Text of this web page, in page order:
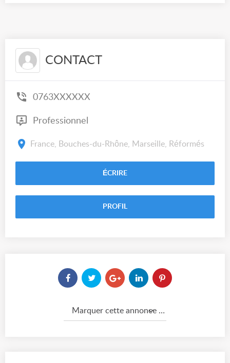
CONTACT
0763XXXXXX
Professionnel
France, Bouches-du-Rhône, Marseille, Réformés
ÉCRIRE
PROFIL
Marquer cette annonce comme...